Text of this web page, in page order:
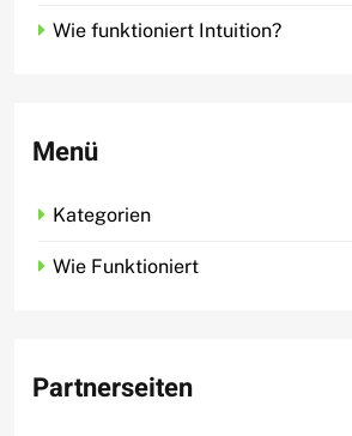
Wie funktioniert Intuition?
Menü
Kategorien
Wie Funktioniert
Partnerseiten